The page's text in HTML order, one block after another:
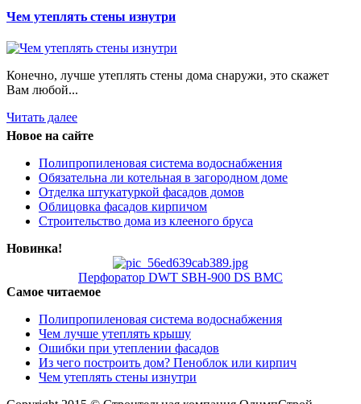
Чем утеплять стены изнутри
Конечно, лучше утеплять стены дома снаружи, это скажет
Вам любой...
Читать далее
Новое на сайте
Полипропиленовая система водоснабжения
Обязательна ли котельная в загородном доме
Отделка штукатуркой фасадов домов
Облицовка фасадов кирпичом
Строительство дома из клееного бруса
Новинка!
Перфоратор DWT SBH-900 DS BMC
Самое читаемое
Полипропиленовая система водоснабжения
Чем лучше утеплять крышу
Ошибки при утеплении фасадов
Из чего построить дом? Пеноблок или кирпич
Чем утеплять стены изнутри